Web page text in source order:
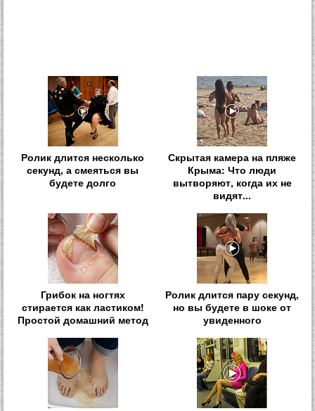
Ролик длится несколько
секунд, а смеяться вы
будете долго
Скрытая камера на пляже
Крыма: Что люди
вытворяют, когда их не
видят...
Грибок на ногтях
стирается как ластиком!
Простой домашний метод
Ролик длится пару секунд,
но вы будете в шоке от
увиденного